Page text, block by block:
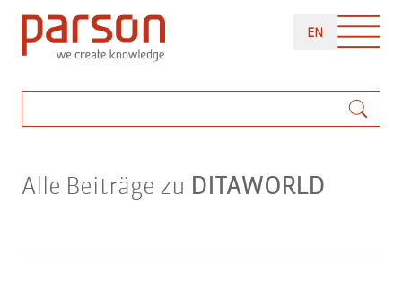
Direkt
zum
Inhalt
ENENGLISH
Alle Beiträge zu DITAWORLD